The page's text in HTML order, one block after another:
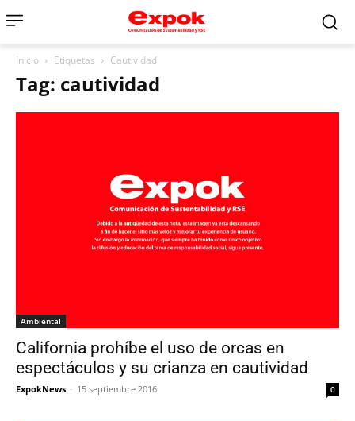
Inicio Etiquetas Cautividad
Tag: cautividad
Ambiental
California prohíbe el uso de orcas en
espectáculos y su crianza en cautividad
ExpokNews - 15 septiembre 2016 0